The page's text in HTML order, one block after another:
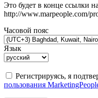
Это будет в конце ссылки
http://www.marpeople.com/
Часовой пояс
Язык
Регистрируясь, я
пользования